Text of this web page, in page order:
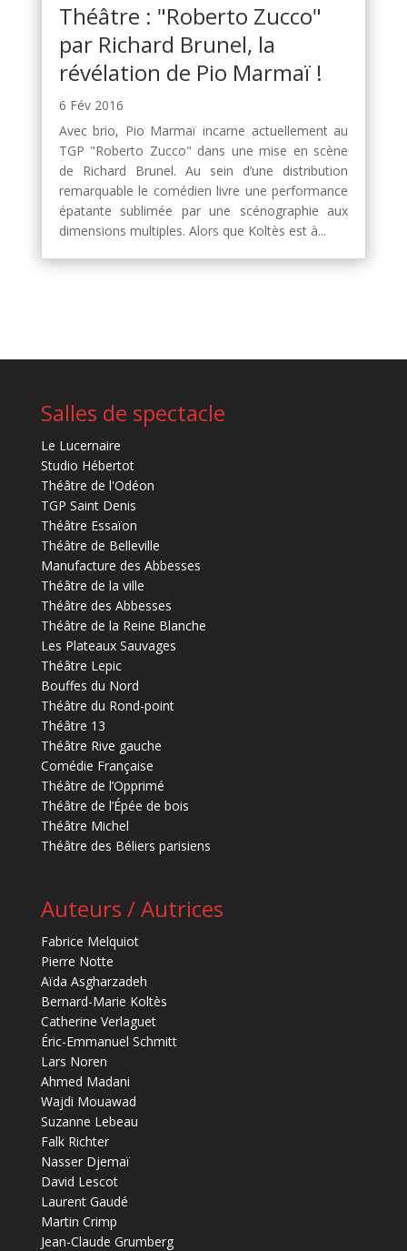
Théâtre : "Roberto Zucco"
par Richard Brunel, la
révélation de Pio Marmaï !
6 Fév 2016
Avec brio, Pio Marmaï incarne actuellement au
TGP "Roberto Zucco" dans une mise en scène
de Richard Brunel. Au sein d’une distribution
remarquable le comédien livre une performance
épatante sublimée par une scénographie aux
dimensions multiples. Alors que Koltès est à...
Salles de spectacle
Le Lucernaire
Studio Hébertot
Théâtre de l'Odéon
TGP Saint Denis
Théâtre Essaïon
Théâtre de Belleville
Manufacture des Abbesses
Théâtre de la ville
Théâtre des Abbesses
Théâtre de la Reine Blanche
Les Plateaux Sauvages
Théâtre Lepic
Bouffes du Nord
Théâtre du Rond-point
Théâtre 13
Théâtre Rive gauche
Comédie Française
Théâtre de l’Opprimé
Théâtre de l’Épée de bois
Théâtre Michel
Théâtre des Béliers parisiens
Auteurs / Autrices
Fabrice Melquiot
Pierre Notte
Aïda Asgharzadeh
Bernard-Marie Koltès
Catherine Verlaguet
Éric-Emmanuel Schmitt
Lars Noren
Ahmed Madani
Wajdi Mouawad
Suzanne Lebeau
Falk Richter
Nasser Djemaï
David Lescot
Laurent Gaudé
Martin Crimp
Jean-Claude Grumberg